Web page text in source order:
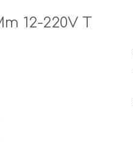
12-220V T